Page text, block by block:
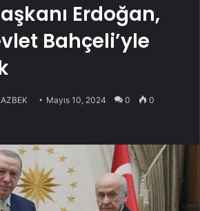
Erdoğan,
Bahçeli’yle
Mayıs 10, 2024 0 0